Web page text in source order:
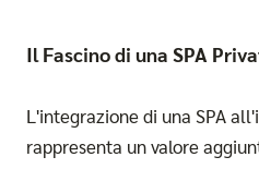
Il Fascino di una SPA
L'integrazione di una SPA
rappresenta un valore